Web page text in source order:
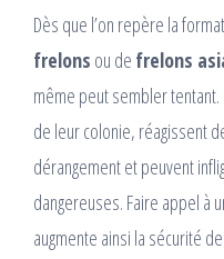
Dès que l’on repère la
frelons ou de frelons
même peut sembler
de leur colonie, réagissent
dérangement et peuvent
dangereuses. Faire appel à
augmente ainsi la sécurité